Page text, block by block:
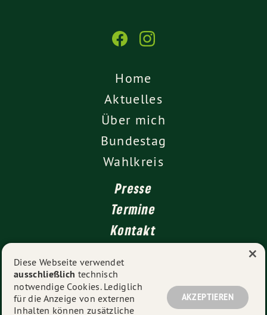
Home
Aktuelles
Über mich
Bundestag
Wahlkreis
Presse
Termine
Kontakt
Impressum
Datenschutz
Diese Webseite verwendet
ausschließlich technisch
notwendige Cookies. Lediglich
für die Anzeige von externen
Inhalten können zusätzliche
AKZEPTIEREN
×